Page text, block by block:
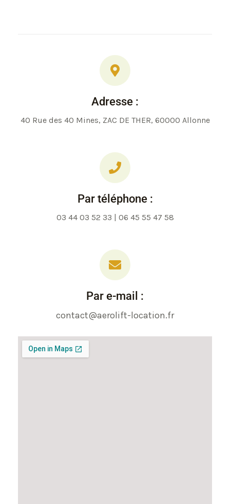
Adresse :
40 Rue des 40 Mines, ZAC DE THER, 60000 Allonne
Par téléphone :
03 44 03 52 33 | 06 45 55 47 58
Par e-mail :
contact@aerolift-location.fr